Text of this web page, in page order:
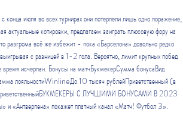
конца июля во всех турнирах они потерпели лишь одно поражение,
актуальные котировки, предлагаем заиграть плюсовую фору на
разгрома всё же избежит - пока «Барселона» довольно редко
с разницей в 1-2 гола. Вероятно, лимит крупных побед
исчерпан. Бонусы на матчБукмекерСумма бонусаВид
лояльностиWinlineДо 10 тысяч рублейПриветственный (в
С ЛУЧШИМИ БОНУСАМИ В 2023
и «Антверпена» покажет платный канал «Матч! Футбол 3».